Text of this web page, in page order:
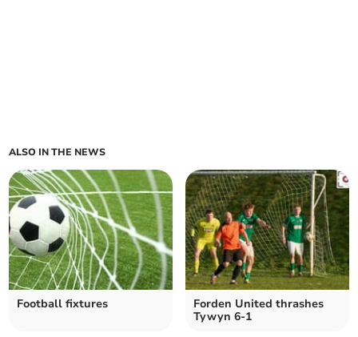
ALSO IN THE NEWS
Football fixtures
Forden United thrashes
Tywyn 6-1